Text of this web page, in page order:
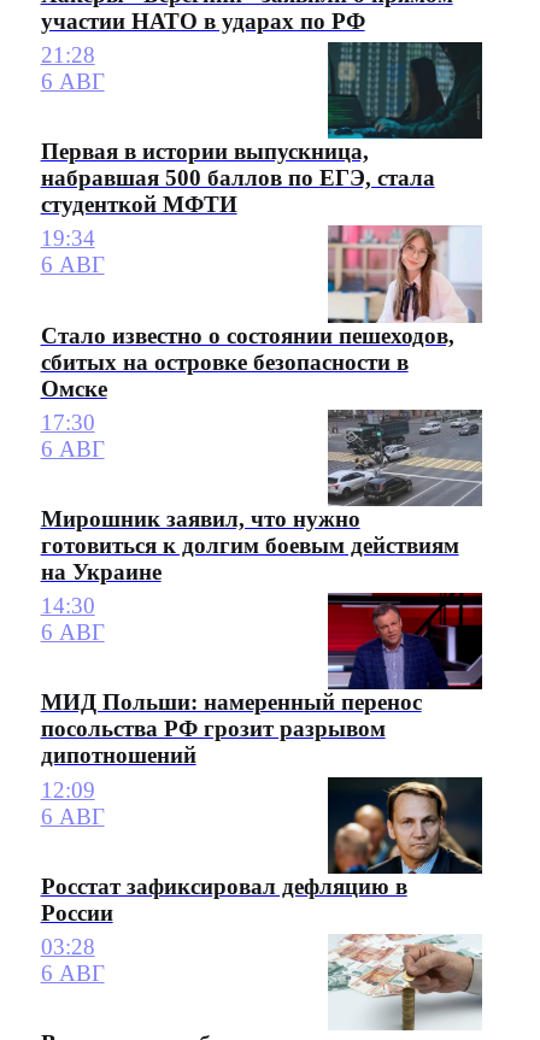
участии НАТО в ударах по РФ
21:28
6 АВГ
Первая в истории выпускница,
набравшая 500 баллов по ЕГЭ, стала
студенткой МФТИ
19:34
6 АВГ
Стало известно о состоянии пешеходов,
сбитых на островке безопасности в
Омске
17:30
6 АВГ
Мирошник заявил, что нужно
готовиться к долгим боевым действиям
на Украине
14:30
6 АВГ
МИД Польши: намеренный перенос
посольства РФ грозит разрывом
дипотношений
12:09
6 АВГ
Росстат зафиксировал дефляцию в
России
03:28
6 АВГ